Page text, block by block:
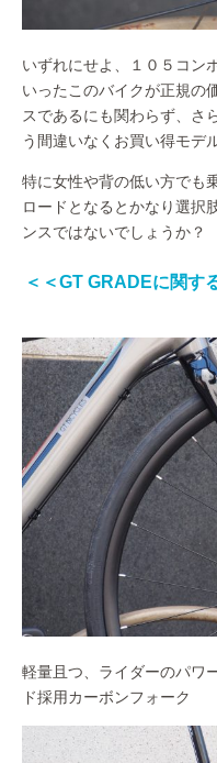
いずれにせよ、１０５コン
いったこのバイクが正規の
スであるにも関わらず、さ
う間違いなくお買い得モデ
特に女性や背の低い方でも
ロードとなるとかなり選択
ンスではないでしょうか？
＜＜GT GRADEに関す
軽量且つ、ライダーのパワ
ド採用カーボンフォーク